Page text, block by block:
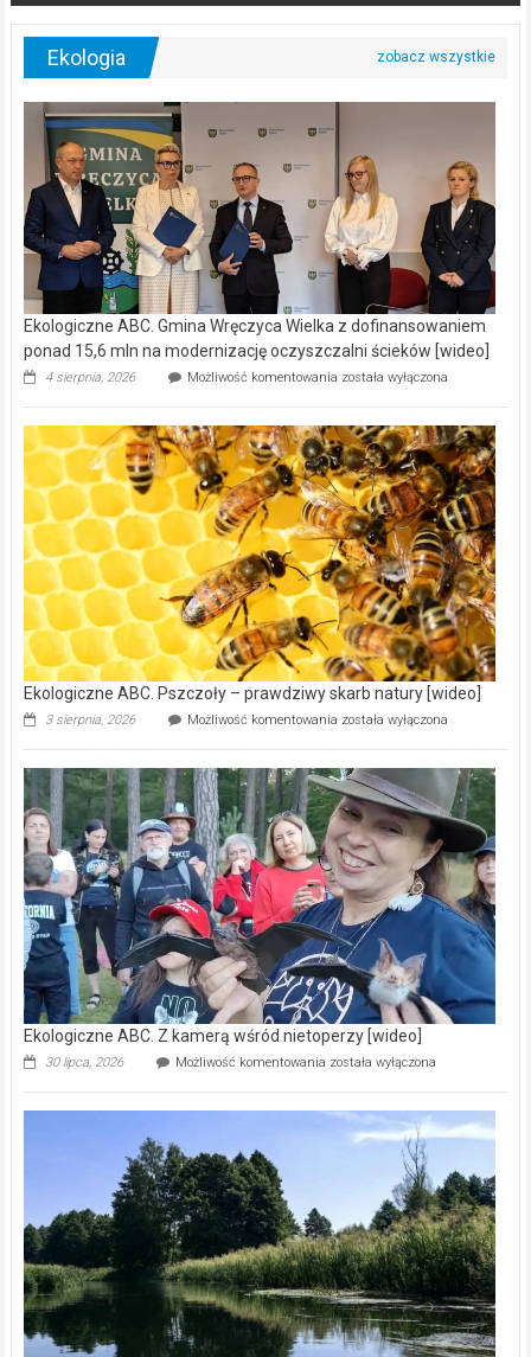
Ekologia
Ekologiczne ABC. Gmina Wręczyca Wielka z dofinansowaniem
ponad 15,6 mln na modernizację oczyszczalni ścieków [wideo]
4 sierpnia, 2026 Możliwość komentowania Ekologiczne
Wręczyca
Wielka
z
dofinansowaniem
ponad
15,6
mln
na
modernizację
oczyszczalni
ścieków
[wideo]
została wyłączona
Ekologiczne ABC. Pszczoły – prawdziwy skarb natury [wideo]
3 sierpnia, 2026 Możliwość komentowania Ekologiczne
–
prawdziwy
skarb
natury
[wideo]
została wyłączona
Ekologiczne ABC. Z kamerą wśród nietoperzy [wideo]
30 lipca, 2026 Możliwość komentowania Ekologiczne
kamerą
wśród
została wyłączona